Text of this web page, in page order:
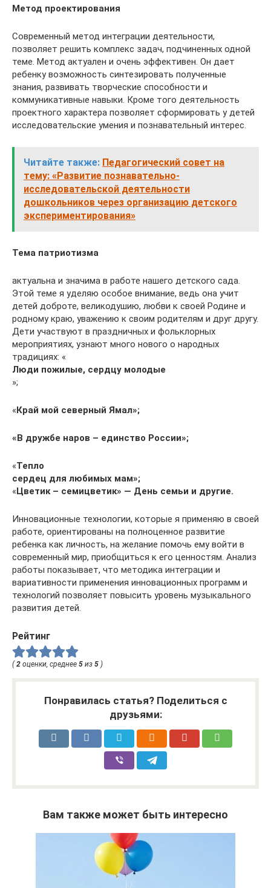
Метод проектирования
Современный метод интеграции деятельности,
позволяет решить комплекс задач, подчиненных одной
теме. Метод актуален и очень эффективен. Он дает
ребенку возможность синтезировать полученные
знания, развивать творческие способности и
коммуникативные навыки. Кроме того деятельность
проектного характера позволяет сформировать у детей
исследовательские умения и познавательный интерес.
Читайте также: Педагогический совет на
тему: «Развитие познавательно-
исследовательской деятельности
дошкольников через организацию детского
экспериментирования»
Тема патриотизма
актуальна и значима в работе нашего детского сада.
Этой теме я уделяю особое внимание, ведь она учит
детей доброте, великодушию, любви к своей Родине и
родному краю, уважению к своим родителям и друг другу.
Дети участвуют в праздничных и фольклорных
мероприятиях, узнают много нового о народных
традициях: «
Люди пожилые, сердцу молодые
»;
«Край мой северный Ямал»;
«В дружбе наров – единство России»;
«Тепло
сердец для любимых мам»;
«Цветик – семицветик» — День семьи и другие.
Инновационные технологии, которые я применяю в своей
работе, ориентированы на полноценное развитие
ребенка как личность, на желание помочь ему войти в
современный мир, приобщиться к его ценностям. Анализ
работы показывает, что методика интеграции и
вариативности применения инновационных программ и
технологий позволяет повысить уровень музыкального
развития детей.
Рейтинг
( 2 оценки, среднее 5 из 5 )
Понравилась статья? Поделиться с
друзьями:
Вам также может быть интересно